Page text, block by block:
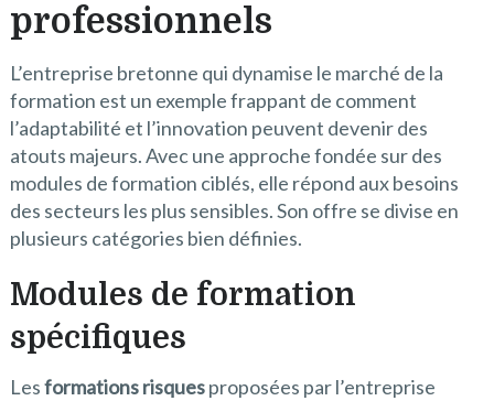
professionnels
L’entreprise bretonne qui dynamise le marché de la
formation est un exemple frappant de comment
l’adaptabilité et l’innovation peuvent devenir des
atouts majeurs. Avec une approche fondée sur des
modules de formation ciblés, elle répond aux besoins
des secteurs les plus sensibles. Son offre se divise en
plusieurs catégories bien définies.
Modules de formation
spécifiques
Lesformations risquesproposées par l’entreprise